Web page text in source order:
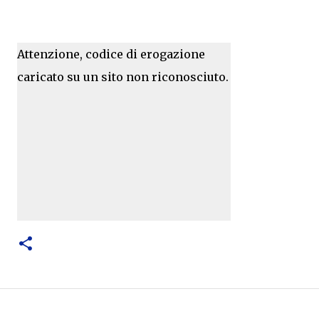
Attenzione, codice di erogazione
caricato su un sito non riconosciuto.